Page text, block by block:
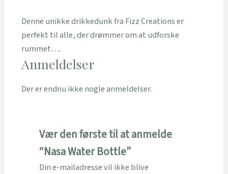
Denne unikke drikkedunk fra Fizz Creations er
perfekt til alle, der drømmer om at udforske
rummet….
Anmeldelser
Der er endnu ikke nogle anmeldelser.
Vær den første til at anmelde
“Nasa Water Bottle”
Din e-mailadresse vil ikke blive